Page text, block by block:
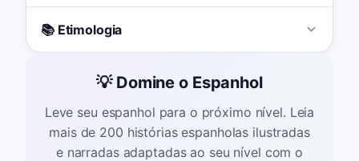
📚 Etimologia
💡 Domine o Espanhol
Leve seu espanhol para o próximo nível. Leia
mais de 200 histórias espanholas ilustradas
e narradas adaptadas ao seu nível com o